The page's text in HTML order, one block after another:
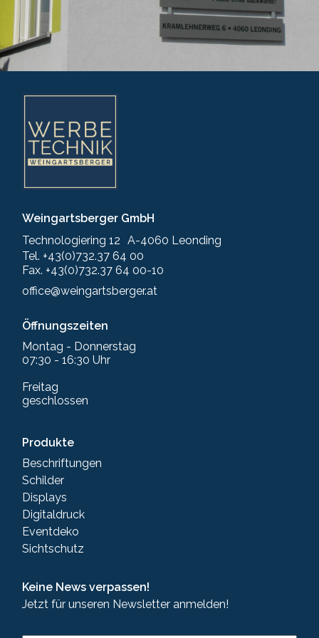
Weingartsberger GmbH
Technologiering 12 A-4060 Leonding
Tel. +43(0)732.37 64 00
Fax. +43(0)732.37 64 00-10
office@weingartsberger.at
Öffnungszeiten
Montag - Donnerstag
07:30 - 16:30 Uhr
Freitag
geschlossen
Produkte
Beschriftungen
Schilder
Displays
Digitaldruck
Eventdeko
Sichtschutz
Keine News verpassen!
Jetzt für unseren Newsletter anmelden!